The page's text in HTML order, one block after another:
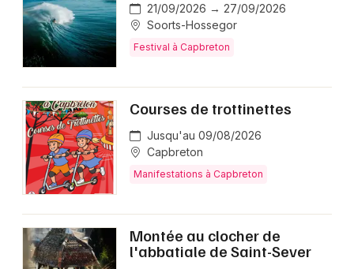
21/09/2026 → 27/09/2026
Soorts-Hossegor
Festival à Capbreton
Courses de trottinettes
Jusqu'au 09/08/2026
Capbreton
Manifestations à Capbreton
Montée au clocher de
l'abbatiale de Saint-Sever